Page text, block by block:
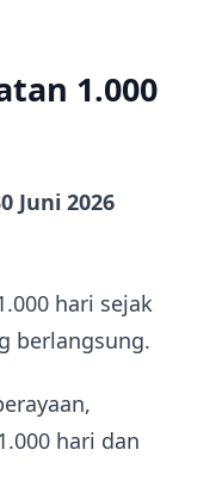
1.000
Juni 2026
hari sejak
berlangsung.
hari dan